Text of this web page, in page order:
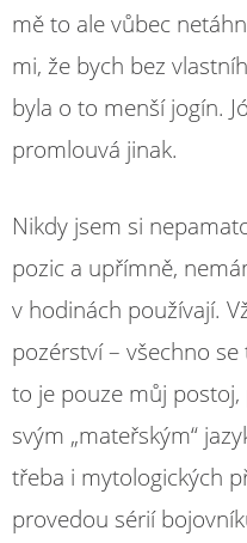
mě to ale vůbec
mi, že bych bez
byla o to menší jogín.
promlouvá jinak.
Nikdy jsem si
pozic a upřímně,
v hodinách používají.
pozérství – všechno
to je pouze můj
svým „mateřským“
třeba i mytologických
provedou sérií